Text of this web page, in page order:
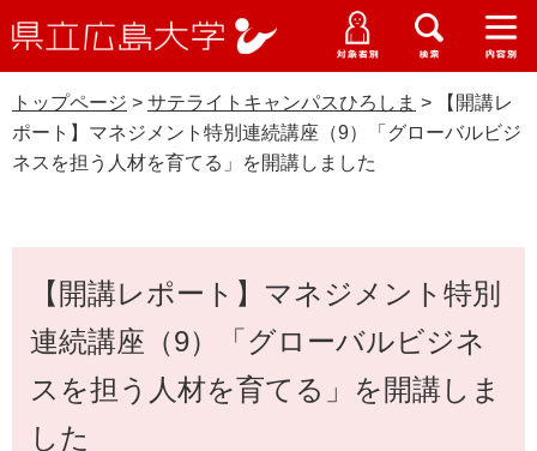
ー
ジ
先
頭
ニ
ュ
を
飛
ニ
ー
ニ
ー
ニ
ュ
ー
立
大
学
受験生の皆さま
在学生の皆さま
地域・企業の皆さま
教職員の皆さま
受験生特設サイト
WEB版大学案内
資料請求
Languages
大学概要
学部・大学院・専攻科
研究・地域連携・国際交流
入試情報
トップページ > サテライトキャンパスひろしま >
【開講レ
ポート】マネジメント特別連続講座（9）「グローバルビジ
ネスを担う人材を育てる」を開講しました
【開講レポート】マネジメント特別
連続講座（9）「グローバルビジネ
スを担う人材を育てる」を開講しま
した